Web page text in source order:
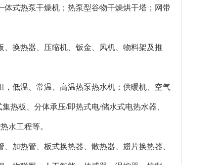
式热泵干燥机；热泵型谷物干燥烘干塔；网带
换热器、压缩机、钣金、风机、物料架及推
低温、常温、高温热泵热水机；供暖机、空气
热板、分体承压/即热式电/储水式电热水器、
水工程等。
加热管、板式换热器、散热器、翅片换热器、